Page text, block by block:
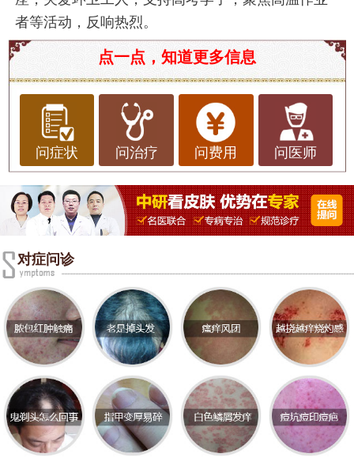
者等活动，反响热烈。
济南市带状疱疹专家门诊
带状疱疹，又称为“蛇缠腰”，是由水痘-带状疱疹病
毒引起的一种皮肤病。该病毒在初次感染时会导致
水痘，随后潜伏在神经系统中，可能在日后因免疫
力下降而复发，形成带状疱疹。带状疱疹的主要症
状包括局部皮肤出现红斑、水疱、疼痛等，常常伴
随有刺痛、瘙痒等不适感，严重影响患者的生活质
量。
带状疱疹的困扰
带状疱疹的疼痛感通常是非常剧烈的，尤其是在皮
疹出现之前，患者可能会感到局部的刺痛或灼烧
感。这种疼痛有时会持续数周甚至数月，称为带状
疱疹后神经痛，给患者带来极大的困扰。此外，带
状疱疹的皮疹可能会在身体的某一侧沿着神经分
布，导致患者在日常生活中感到不适，影响工作和
社交活动。
带状疱疹的预防
点一点，知道更多信息
问症状 问治疗 问费用 问医师
对症问诊